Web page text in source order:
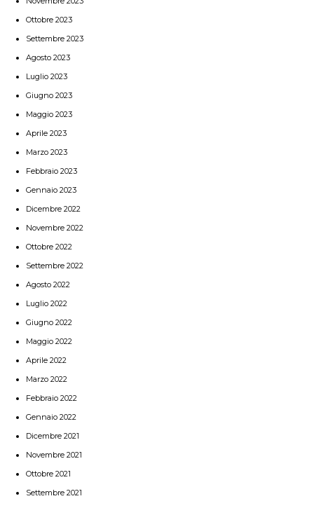
Ottobre 2023
Settembre 2023
Agosto 2023
Luglio 2023
Giugno 2023
Maggio 2023
Aprile 2023
Marzo 2023
Febbraio 2023
Gennaio 2023
Dicembre 2022
Novembre 2022
Ottobre 2022
Settembre 2022
Agosto 2022
Luglio 2022
Giugno 2022
Maggio 2022
Aprile 2022
Marzo 2022
Febbraio 2022
Gennaio 2022
Dicembre 2021
Novembre 2021
Ottobre 2021
Settembre 2021